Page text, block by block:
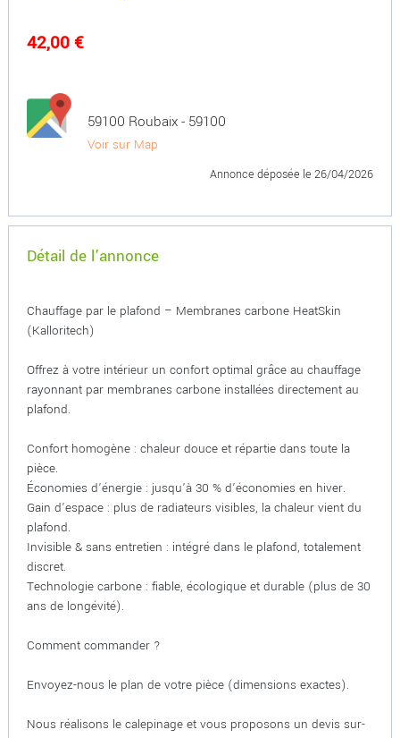
42,00 €
59100 Roubaix - 59100
Voir sur Map
Annonce déposée le 26/04/2026
Détail de l'annonce
Chauffage par le plafond – Membranes carbone HeatSkin
(Kalloritech)
Offrez à votre intérieur un confort optimal grâce au chauffage
rayonnant par membranes carbone installées directement au
plafond.
Confort homogène : chaleur douce et répartie dans toute la
pièce.
Économies d’énergie : jusqu’à 30 % d’économies en hiver.
Gain d’espace : plus de radiateurs visibles, la chaleur vient du
plafond.
Invisible & sans entretien : intégré dans le plafond, totalement
discret.
Technologie carbone : fiable, écologique et durable (plus de 30
ans de longévité).
Comment commander ?
Envoyez-nous le plan de votre pièce (dimensions exactes).
Nous réalisons le calepinage et vous proposons un devis sur-